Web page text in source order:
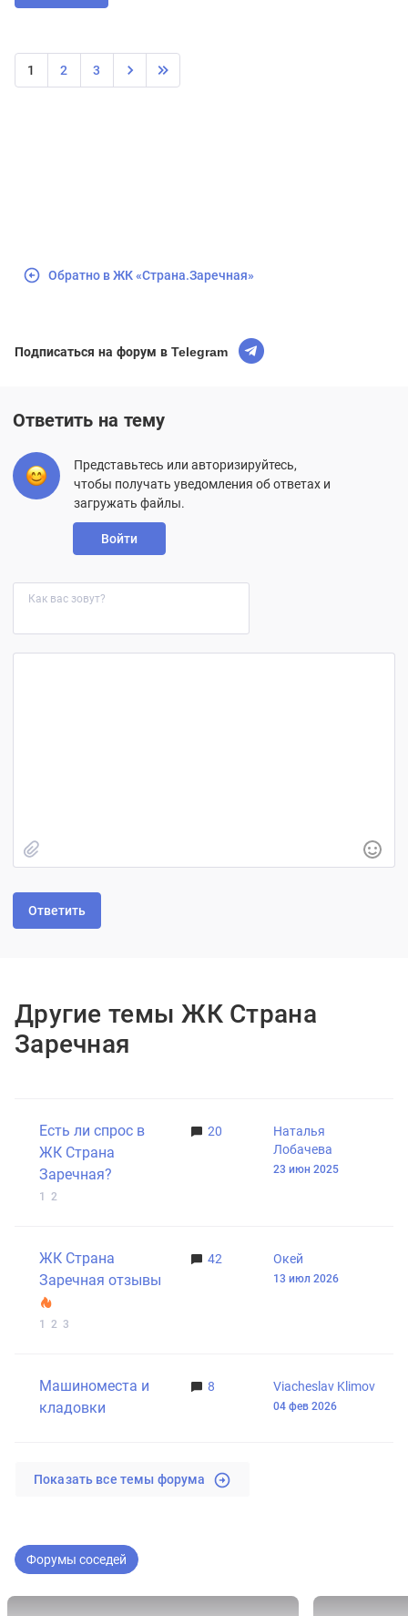
1 2 3
Обратно в ЖК «Страна.Заречная»
Подписаться на форум в Telegram
Ответить на тему
Представьтесь или авторизируйтесь,
чтобы получать уведомления об ответах и
загружать файлы.
Войти
Как вас зовут?
Другие темы ЖК Страна
Заречная
Есть ли спрос в
ЖК Страна
Заречная?
1 2
20
Наталья
Лобачева
23 июн 2025
ЖК Страна
Заречная отзывы
1 2 3
42 Окей
13 июл 2026
Машиноместа и
кладовки
8 Viacheslav Klimov
04 фев 2026
Показать все темы форума
Форумы соседей